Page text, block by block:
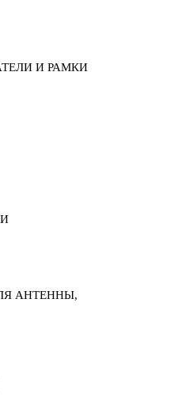
И РАМКИ
АНТЕННЫ,